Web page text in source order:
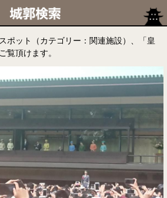
ポット（カテゴリー：関連施設）、「皇
覧頂けます。